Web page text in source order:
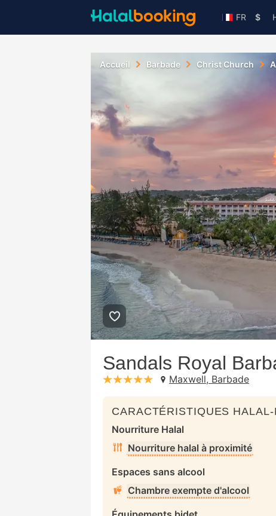
FR $
Accueil Barbade Christ Church
Sandals Royal
stars: 5Maxwell, Barbade
CARACTÉRISTIQUES
Nourriture Halal
Nourriture halal à proximité
Espaces sans alcool
Chambre exempte d'alcool